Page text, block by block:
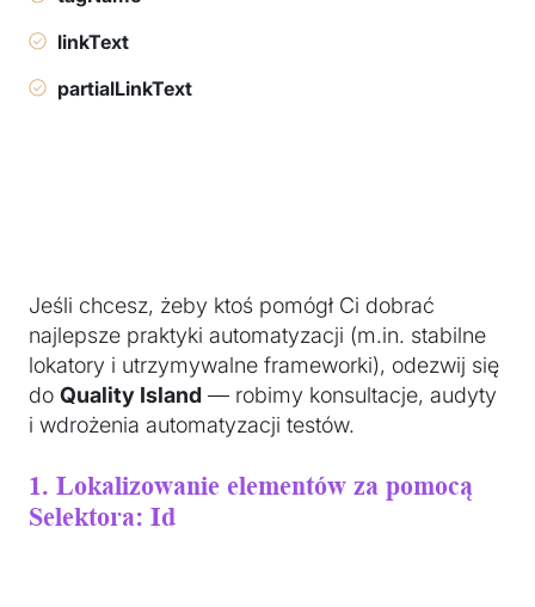
linkText
partialLinkText
Jeśli chcesz, żeby ktoś pomógł Ci dobrać
najlepsze praktyki automatyzacji (m.in. stabilne
lokatory i utrzymywalne frameworki), odezwij się
do Quality Island — robimy konsultacje, audyty
i wdrożenia automatyzacji testów.
1. Lokalizowanie elementów za pomocą
Selektora: Id